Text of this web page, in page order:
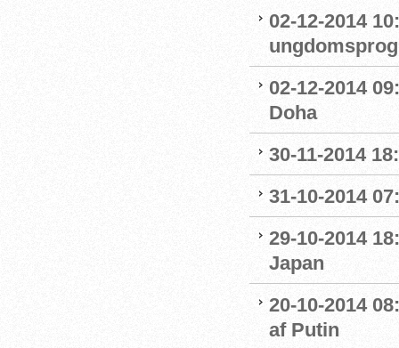
02-12-2014
02-12-2014
Doha
30-11-2014
31-10-2014
29-10-2014
Japan
20-10-2014
af Putin